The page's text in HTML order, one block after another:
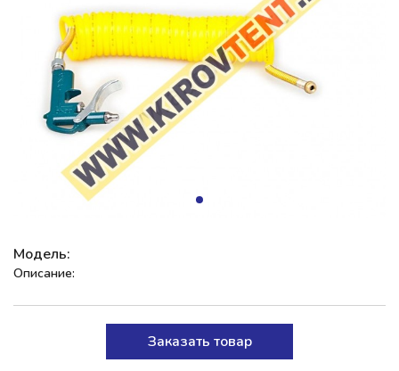
Модель:
Описание:
Заказать товар